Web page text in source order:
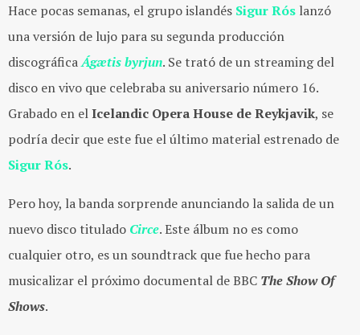
Hace pocas semanas, el grupo islandés Sigur Rós lanzó
una versión de lujo para su segunda producción
discográficaÁgætis byrjun. Se trató de un streaming del
disco en vivo que celebraba su aniversario número 16.
Grabado en elIcelandic Opera House deReykjavik, se
podría decir que este fue el último material estrenado de
Sigur Rós.
Pero hoy, la banda sorprende anunciando la salida de un
nuevo disco titulado Circe. Este álbum no es como
cualquier otro, es un soundtrack que fue hecho para
musicalizar el próximo documental de BBC The Show Of
Shows.